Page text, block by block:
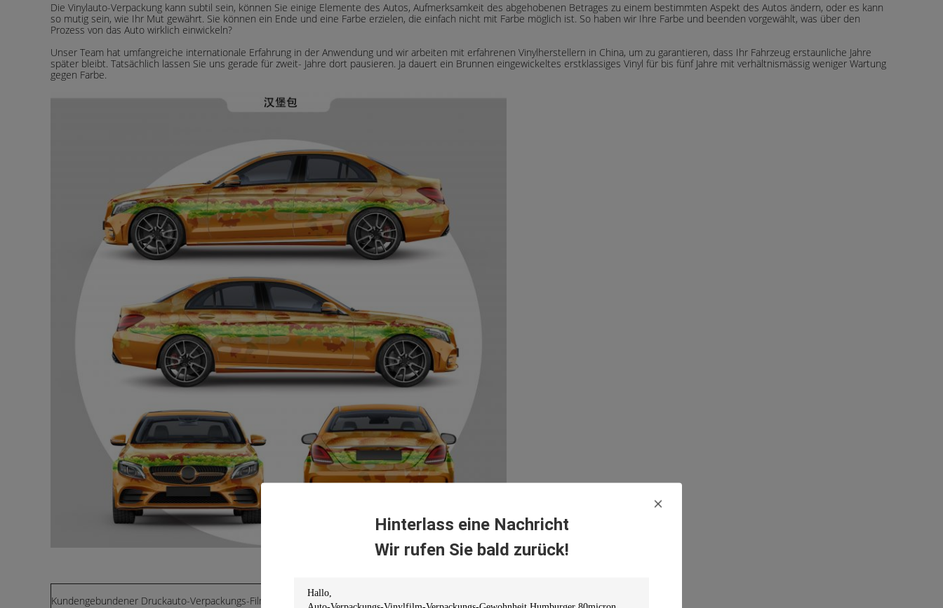
Hinterlass eine Nachricht
Wir rufen Sie bald zurück!
Die Vinylauto-Verpackung kann subtil sein, können Sie einige Elemente des Autos, Aufmerksamkeit des abgehobenen Betrages zu einem bestimmten Aspekt des Autos ändern, oder es kann
so mutig sein, wie Ihr Mut gewährt. Sie können ein Ende und eine Farbe erzielen, die einfach nicht mit Farbe möglich ist. So haben wir Ihre Farbe und beenden vorgewählt, was über den
Prozess von das Auto wirklich einwickeln?
Unser Team hat umfangreiche internationale Erfahrung in der Anwendung und wir arbeiten mit erfahrenen Vinylherstellern in China, um zu garantieren, dass Ihr Fahrzeug erstaunliche Jahre
später bleibt. Tatsächlich lassen Sie uns gerade für zweit- Jahre dort pausieren. Ja dauert ein Brunnen eingewickeltes erstklassiges Vinyl für bis fünf Jahre mit verhältnismässig weniger Wartung
gegen Farbe.
Kundengebundener Druckauto-Verpackungs-Film